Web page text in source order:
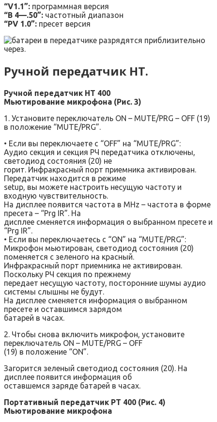
“V1.1”: программная версия
“B 4—.50”: частотный диапазон
“PV 1.0”: пресет версия
Ручной передатчик НТ.
Ручной передатчик НТ 400
Мьютирование микрофона (Рис. 3)
1. Установите переключатель ON – MUTE/PRG – OFF (19)
в положение “MUTE/PRG”.
• Если вы переключаете с “OFF” на “MUTE/PRG”:
Аудио секция и секция РЧ передатчика отключены,
светодиод состояния (20) не
горит. Инфракрасный порт приемника активирован.
Передатчик находится в режиме
setup, вы можете настроить несущую частоту и
входную чувствительность.
На дисплее появится частота в MHz – частота в форме
пресета – “Prg IR”. На
дисплее сменяется информация о выбранном пресете и
“Prg IR”.
• Если вы переключаетесь с “ON” на “MUTE/PRG”:
Микрофон мьютирован, светодиод состояния (20)
поменяется с зеленого на красный.
Инфракрасный порт приемника не активирован.
Поскольку РЧ секция по прежнему
передает несущую частоту, посторонние шумы аудио
системы слышны не будут.
На дисплее сменяется информация о выбранном
пресете и оставшимся зарядом
батарей в часах.
2. Чтобы снова включить микрофон, установите
переключатель ON – MUTE/PRG – OFF
(19) в положение “ON”.
Загорится зеленый светодиод состояния (20). На
дисплее появится информация об
оставшемся заряде батарей в часах.
Портативный передатчик РТ 400 (Рис. 4)
Мьютирование микрофона